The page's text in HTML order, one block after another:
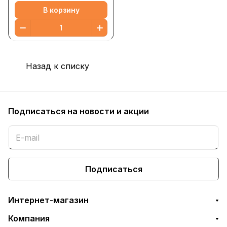
В корзину
Назад к списку
Подписаться на новости и акции
Подписаться
Интернет-магазин
Компания